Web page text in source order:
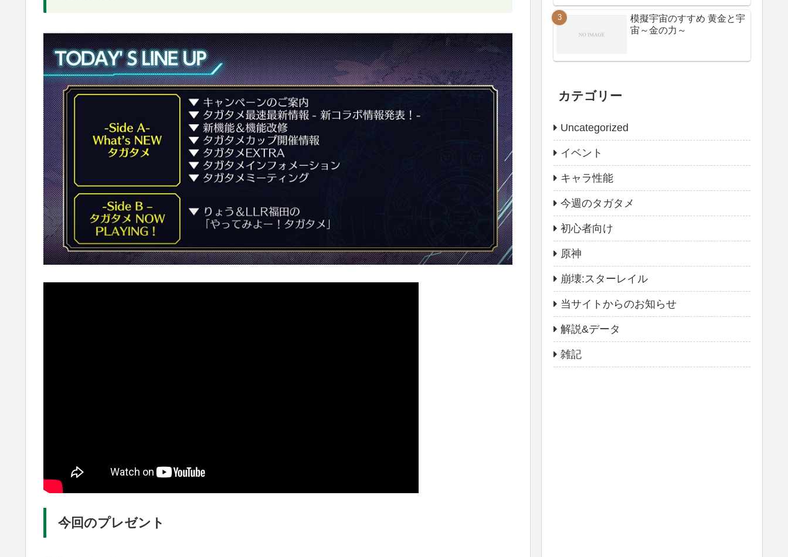
今回のプレゼント
模擬宇宙のすすめ 黄金と宇
宙～金の力～
カテゴリー
Uncategorized
イベント
キャラ性能
今週のタガタメ
初心者向け
原神
崩壊:スターレイル
当サイトからのお知らせ
解説&データ
雑記